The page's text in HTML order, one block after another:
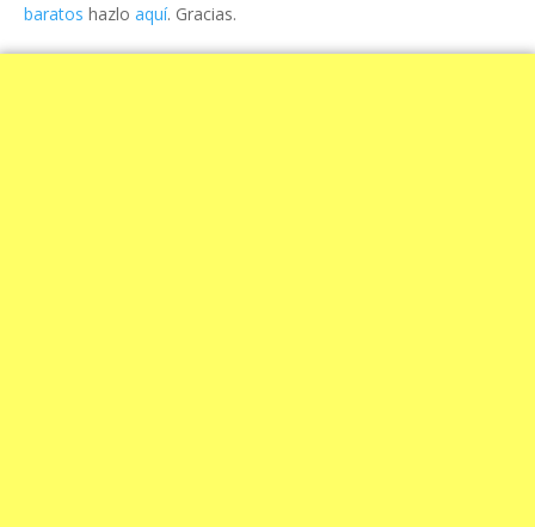
baratos hazlo aquí. Gracias.